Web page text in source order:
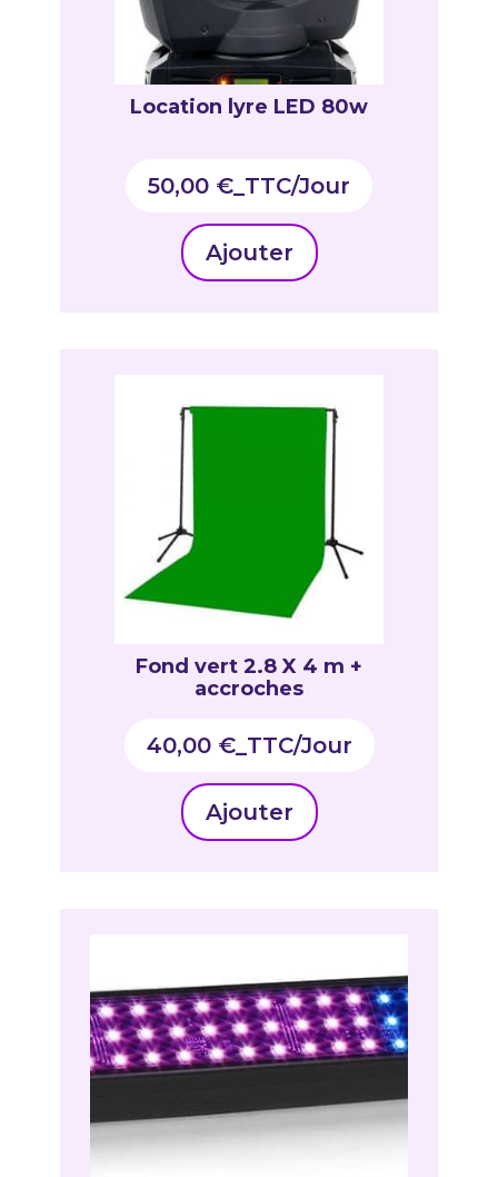
Location lyre LED 80w
50,00 €_TTC
Ajouter
Fond vert 2.8 X 4 m +
accroches
40,00 €_TTC
Ajouter